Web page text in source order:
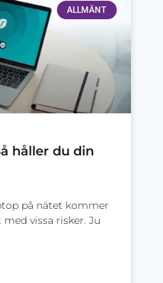
ALLMÄNT
håller du din
på nätet kommer
vissa risker. Ju